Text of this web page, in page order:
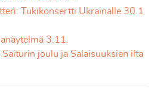
Tukikonsertti Ukrainalle 30.1
3.11.
Saiturin joulu ja Salaisuuksien ilta